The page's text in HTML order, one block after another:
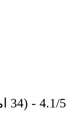
4.1/5 - (34 امتیاز)